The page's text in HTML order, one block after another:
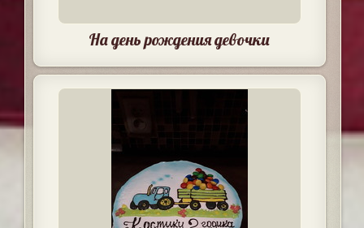
На день рождения девочки